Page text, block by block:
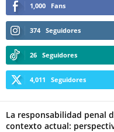
1,000 Fans
374 Seguidores
26 Seguidores
4,011 Seguidores
La responsabilidad penal
contexto actual: